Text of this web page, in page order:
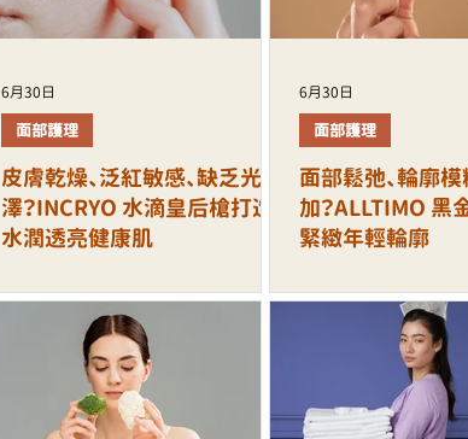
皮膚乾燥、泛紅敏感、缺乏光
澤？INCRYO 水滴皇后槍打造
水潤透亮健康肌
面部護理
6月30日
面部鬆弛、輪廓模
加？ALLTIMO 黑
緊緻年輕輪廓
面部護理
6月30日